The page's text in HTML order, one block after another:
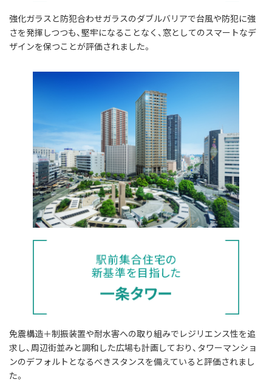
強化ガラスと防犯合わせガラスのダブルバリアで台風や防犯に強
さを発揮しつつも、堅牢になることなく、窓としてのスマートなデ
ザインを保つことが評価されました。
免震構造＋制振装置や耐水害への取り組みでレジリエンス性を追
求し、周辺街並みと調和した広場も計画しており、タワーマンショ
ンのデフォルトとなるべきスタンスを備えていると評価されまし
た。